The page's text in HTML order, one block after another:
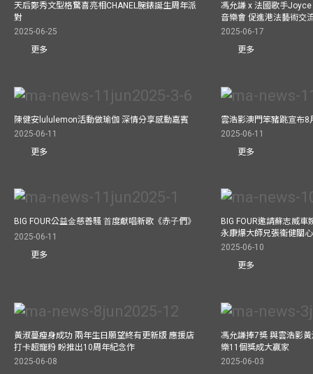
天后鄭秀文型格驚喜亮相CHANEL腕錶誕生周年派
對
2025-06-25
更多
馮允謙 x 法國歌手
音樂會 促進港法藝術交
2025-06-17
更多
陳健安lululemon活動做瑜伽 深情分享感動嘉賓
2025-06-11
更多
雲浩影澳門笨豬跳宣布8
2025-06-11
更多
BIG FOUR公益⾦慈善騷 ⾸度獻唱新歌《赤⼦們》
2025-06-11
更多
BIG FOUR邀請蘇志威
永康爆大師兄張衞健關
2025-06-10
更多
黃淑蔓瘦身成功 兩年生日願望終有更新版 應援店
打卡超寵粉 盼推出10周年紀念作
2025-06-08
馮允謙捧7獎 與雲浩影
樂11個獎成大贏家
2025-06-03